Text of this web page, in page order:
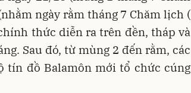
ngày rằm tháng 7 Chăm lịch (
thức diễn ra trên đền, tháp và
Sau đó, từ mùng 2 đến rằm, các
tín đồ Balamôn mới tổ chức cúng